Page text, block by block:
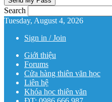
Search
Tuesday, August 4, 2026
Sign in / Join
Giới thiệu
Forums
Cửa hàng thiên văn học
Liên hệ
Khóa học thiên văn